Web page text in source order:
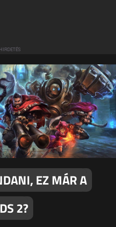
EZ MÁR A
2?